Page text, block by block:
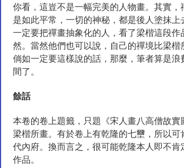
你看，這豈不是一幅完美的人物畫。其實，
是如此平常，一切的神秘，都是後人塗抹上
一定要把禪畫抽象化的人，看了梁楷這段作
然。當然他們也可以說，自己的禪境比梁楷
倘如一定要這樣說的話，那麼，筆者算是浪
間了。
餘話
本卷的卷上題籤，只題《宋人畫八高僧故實
梁楷所畫。有於卷上有乾隆的七壐，所以可
代內府。換而言之，很可能乾隆本人即不肯
作品。